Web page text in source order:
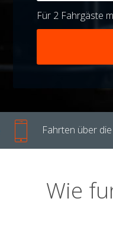
Für 2 Fahrgäste
Fahrten über
Wie